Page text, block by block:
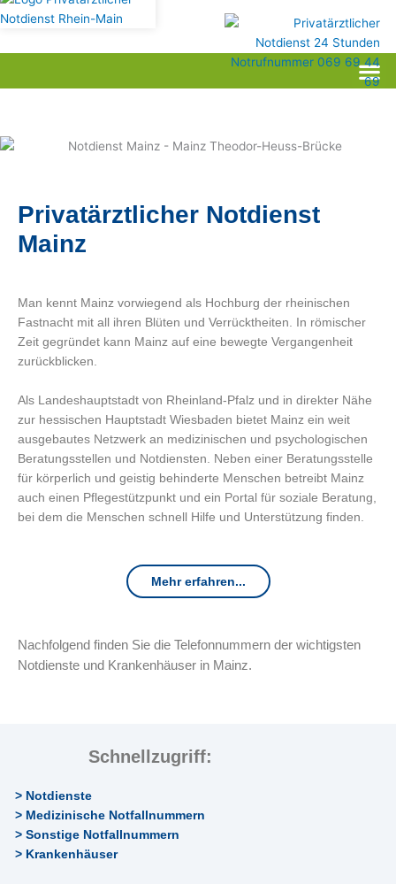
Privatärztlicher Notdienst
Mainz
Man kennt Mainz vorwiegend als Hochburg der rheinischen
Fastnacht mit all ihren Blüten und Verrücktheiten. In römischer
Zeit gegründet kann Mainz auf eine bewegte Vergangenheit
zurückblicken.
Als Landeshauptstadt von Rheinland-Pfalz und in direkter Nähe
zur hessischen Hauptstadt Wiesbaden bietet Mainz ein weit
ausgebautes Netzwerk an medizinischen und psychologischen
Beratungsstellen und Notdiensten. Neben einer Beratungsstelle
für körperlich und geistig behinderte Menschen betreibt Mainz
auch einen Pflegestützpunkt und ein Portal für soziale Beratung,
bei dem die Menschen schnell Hilfe und Unterstützung finden.
Mehr erfahren...
Nachfolgend finden Sie die Telefonnummern der wichtigsten
Notdienste und Krankenhäuser in Mainz.
Schnellzugriff:
> Notdienste
> Medizinische Notfallnummern
> Sonstige Notfallnummern
> Krankenhäuser